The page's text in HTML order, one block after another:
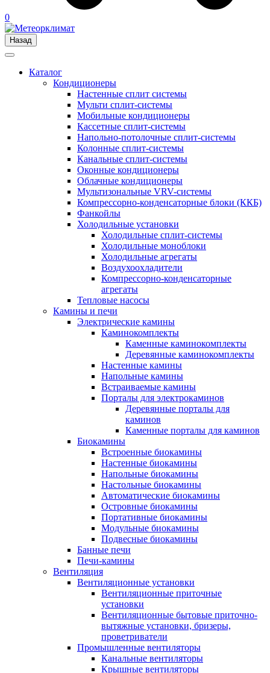
0
Назад
Каталог
Кондиционеры
Настенные сплит системы
Мульти сплит-системы
Мобильные кондиционеры
Кассетные сплит-системы
Напольно-потолочные сплит-системы
Колонные сплит-системы
Канальные сплит-системы
Оконные кондиционеры
Облачные кондиционеры
Мультизональные VRV-системы
Компрессорно-конденсаторные блоки (ККБ)
Фанкойлы
Холодильные установки
Холодильные сплит-системы
Холодильные моноблоки
Холодильные агрегаты
Воздухоохладители
Компрессорно-конденсаторные
агрегаты
Тепловые насосы
Камины и печи
Электрические камины
Каминокомплекты
Каменные каминокомплекты
Деревянные каминокомплекты
Настенные камины
Напольные камины
Встраиваемые камины
Порталы для электрокаминов
Деревянные порталы для
каминов
Каменные порталы для каминов
Биокамины
Встроенные биокамины
Настенные биокамины
Напольные биокамины
Настольные биокамины
Автоматические биокамины
Островные биокамины
Портативные биокамины
Модульные биокамины
Подвесные биокамины
Банные печи
Печи-камины
Вентиляция
Вентиляционные установки
Вентиляционные приточные
установки
Вентиляционные бытовые приточно-
вытяжные установки, бризеры,
проветриватели
Промышленные вентиляторы
Канальные вентиляторы
Крышные вентиляторы